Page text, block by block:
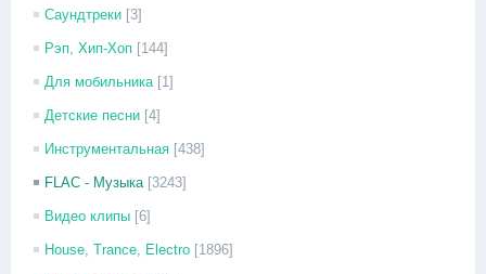
Саундтреки [3]
Рэп, Хип-Хоп [144]
Для мобильника [1]
Детские песни [4]
Инструментальная [438]
FLAC - Музыка [3243]
Видео клипы [6]
House, Trance, Electro [1896]